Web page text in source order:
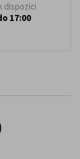
dispozici
17:00